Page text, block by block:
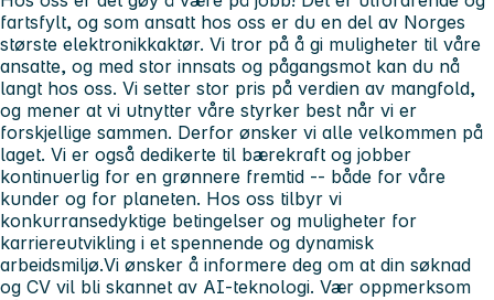
fartsfylt, og som ansatt hos oss er du en del av Norges
største elektronikkaktør. Vi tror på å gi muligheter til våre
ansatte, og med stor innsats og pågangsmot kan du nå
langt hos oss. Vi setter stor pris på verdien av mangfold,
og mener at vi utnytter våre styrker best når vi er
forskjellige sammen. Derfor ønsker vi alle velkommen på
laget. Vi er også dedikerte til bærekraft og jobber
kontinuerlig for en grønnere fremtid -- både for våre
kunder og for planeten. Hos oss tilbyr vi
konkurransedyktige betingelser og muligheter for
karriereutvikling i et spennende og dynamisk
arbeidsmiljø.Vi ønsker å informere deg om at din søknad
og CV vil bli skannet av AI-teknologi. Vær oppmerksom